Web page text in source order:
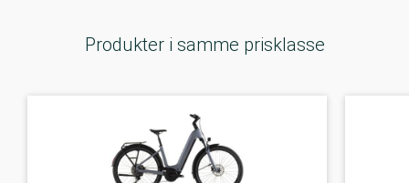
Produkter i samme prisklasse